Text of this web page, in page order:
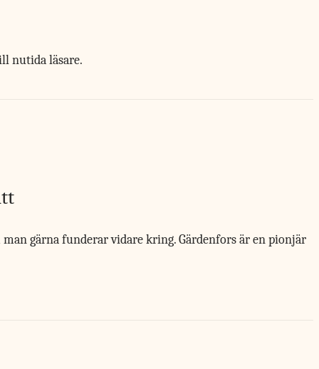
nutida läsare.
gärna funderar vidare kring. Gärdenfors är en pionjär